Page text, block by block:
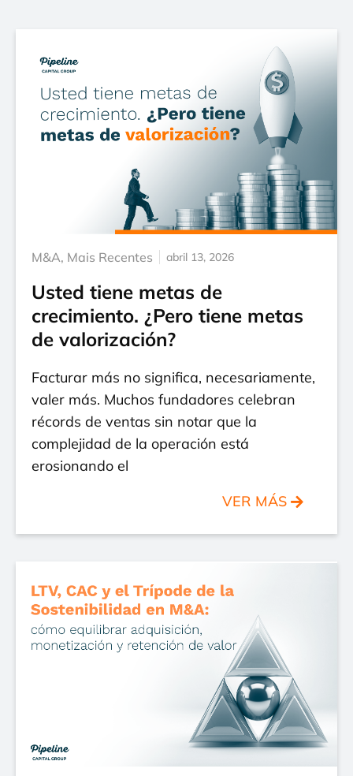
M&A, Mais Recentes abril 13, 2026
Usted tiene metas de
crecimiento. ¿Pero tiene metas
de valorización?
Facturar más no significa, necesariamente,
valer más. Muchos fundadores celebran
récords de ventas sin notar que la
complejidad de la operación está
erosionando el
VER MÁS